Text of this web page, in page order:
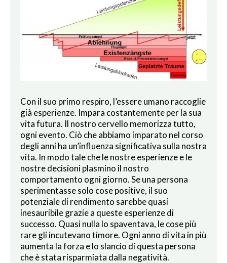
Con il suo primo respiro, l’essere umano raccoglie
già esperienze. Impara costantemente per la sua
vita futura. Il nostro cervello memorizza tutto,
ogni evento. Ciò che abbiamo imparato nel corso
degli anni ha un’influenza significativa sulla nostra
vita. In modo tale che le nostre esperienze e le
nostre decisioni plasmino il nostro
comportamento ogni giorno. Se una persona
sperimentasse solo cose positive, il suo
potenziale di rendimento sarebbe quasi
inesauribile grazie a queste esperienze di
successo. Quasi nulla lo spaventava, le cose più
rare gli incutevano timore. Ogni anno di vita in più
aumenta la forza e lo slancio di questa persona
che è stata risparmiata dalla negatività.